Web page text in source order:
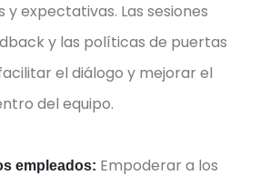
y expectativas. Las sesiones
y las políticas de puertas
el diálogo y mejorar el
del equipo.
empleados: Empoderar a los